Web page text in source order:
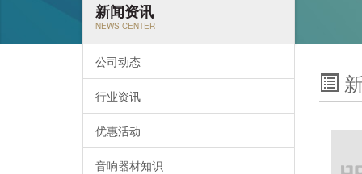
新闻资讯
NEWS CENTER
公司动态
行业资讯
优惠活动
音响器材知识